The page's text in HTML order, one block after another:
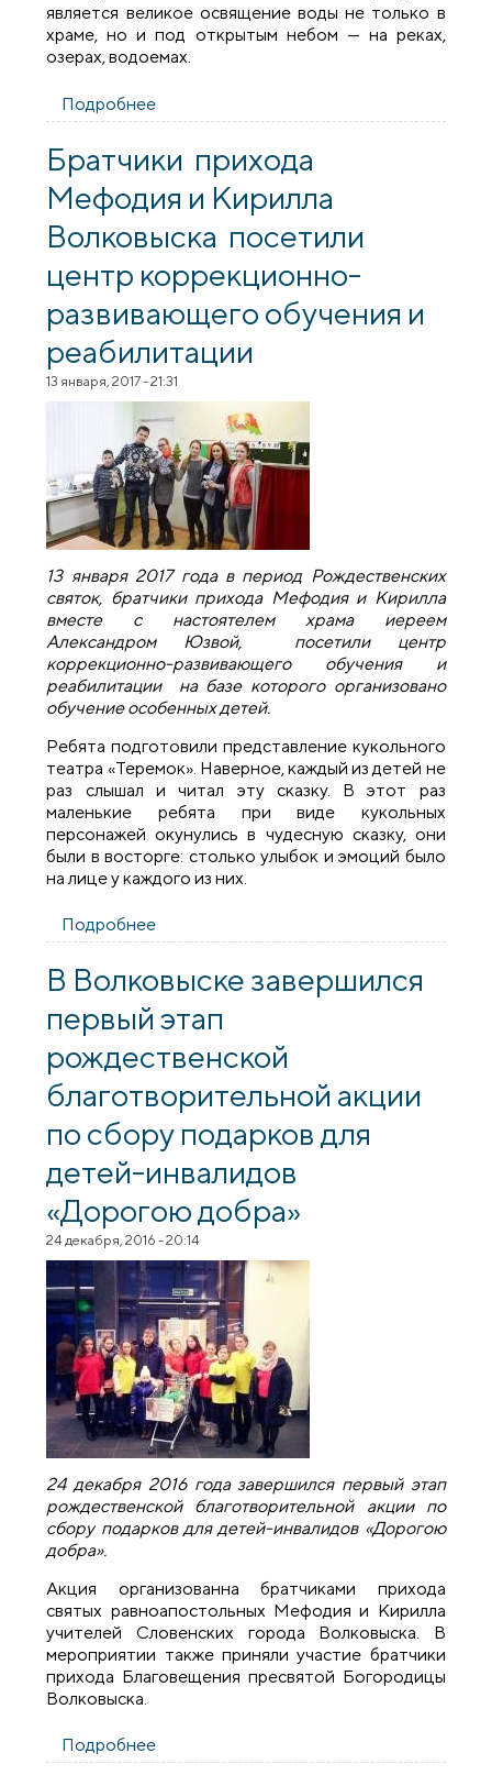
является великое освящение воды не только в
храме, но и под открытым небом — на реках,
озерах, водоемах.
Подробнее
совершил чин великой агиасмы у
Братчики прихода
Мефодия и Кирилла
Волковыска посетили
центр коррекционно-
развивающего обучения и
реабилитации
13 января, 2017 - 21:31
13 января 2017 года в период Рождественских
святок, братчики прихода Мефодия и Кирилла
вместе с настоятелем храма иереем
Александром Юзвой, посетили центр
коррекционно-развивающего обучения и
реабилитации на базе которого организовано
обучение особенных детей.
Ребята подготовили представление кукольного
театра «Теремок». Наверное, каждый из детей не
раз слышал и читал эту сказку. В этот раз
маленькие ребята при виде кукольных
персонажей окунулись в чудесную сказку, они
были в восторге: столько улыбок и эмоций было
на лице у каждого из них.
Подробнее
Волковыска посетили центр
и реабилитации
В Волковыске завершился
первый этап
рождественской
благотворительной акции
по сбору подарков для
детей-инвалидов
«Дорогою добра»
24 декабря, 2016 - 20:14
24 декабря 2016 года завершился первый этап
рождественской благотворительной акции по
сбору подарков для детей-инвалидов «Дорогою
добра».
Акция организованна братчиками прихода
святых равноапостольных Мефодия и Кирилла
учителей Словенских города Волковыска. В
мероприятии также приняли участие братчики
прихода Благовещения пресвятой Богородицы
Волковыска.
Подробнее
рождественской благотворительной